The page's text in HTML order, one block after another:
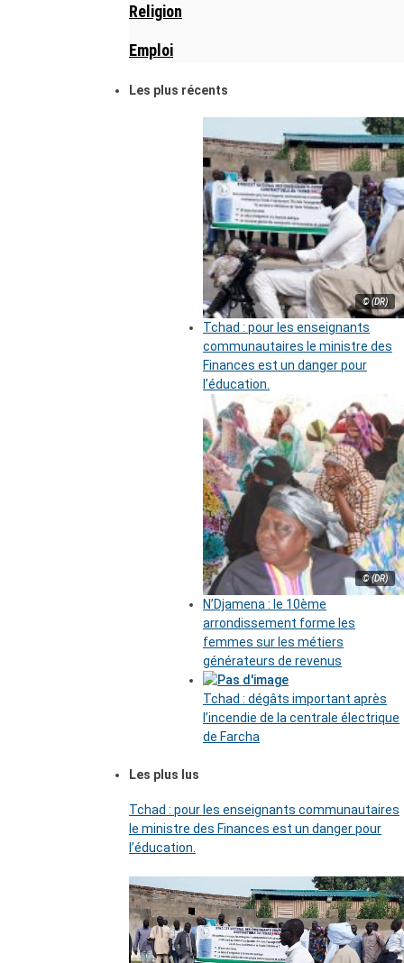
Religion
Emploi
Les plus récents
© (DR)
Tchad : pour les enseignants
communautaires le ministre des
Finances est un danger pour
l’éducation.
© (DR)
N’Djamena : le 10ème
arrondissement forme les
femmes sur les métiers
générateurs de revenus
Tchad : dégâts important après
l’incendie de la centrale électrique
de Farcha
Les plus lus
Tchad : pour les enseignants communautaires
le ministre des Finances est un danger pour
l’éducation.